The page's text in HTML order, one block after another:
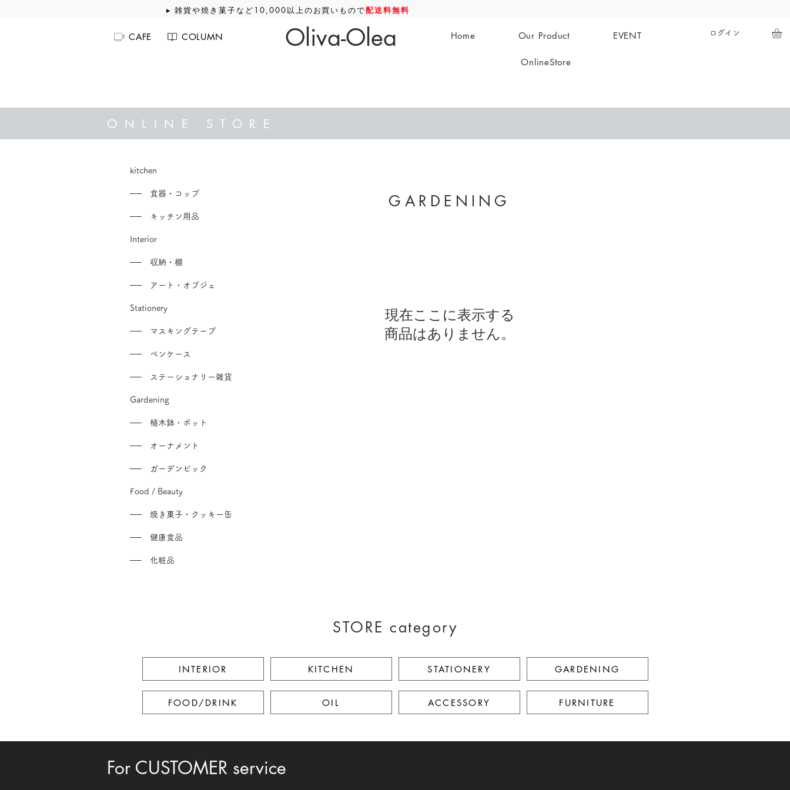
▸ 雑貨や焼き菓子など10,000以上のお買いもので配送料無料
CAFE COLUMN Oliva-Olea Home Our Product EVENT
OnlineStore
ログイン
ONLINE STORE
kitchen
── 食器・コップ
── キッチン用品
Interior
── 収納・棚
── アート・オブジェ
Stationery
── マスキングテープ
── ペンケース
── ステーショナリー雑貨
Gardening
── 植木鉢・ポット
── オーナメント
── ガーデンピック
Food / Beauty
── 焼き菓子・クッキー缶
── 健康食品
── 化粧品
GARDENING
現在ここに表示する
商品はありません。
STORE category
INTERIOR
FOOD/DRINK
KITCHEN
OIL
STATIONERY
ACCESSORY
GARDENING
FURNITURE
For CUSTOMER service